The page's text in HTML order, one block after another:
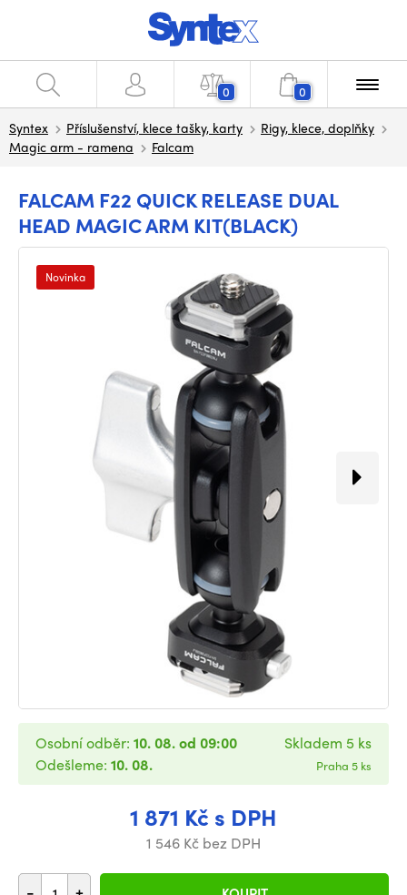
0 0
Syntex Příslušenství, klece tašky, karty
Rigy, klece, doplňky
Magic arm - ramena
Falcam
FALCAM F22 QUICK RELEASE DUAL
HEAD MAGIC ARM KIT(BLACK)
Novinka
1 871 Kč s DPH
1 546 Kč bez DPH
Osobní odběr: 10. 08. od 09:00
Odešleme: 10. 08.
Skladem 5 ks
Praha 5 ks